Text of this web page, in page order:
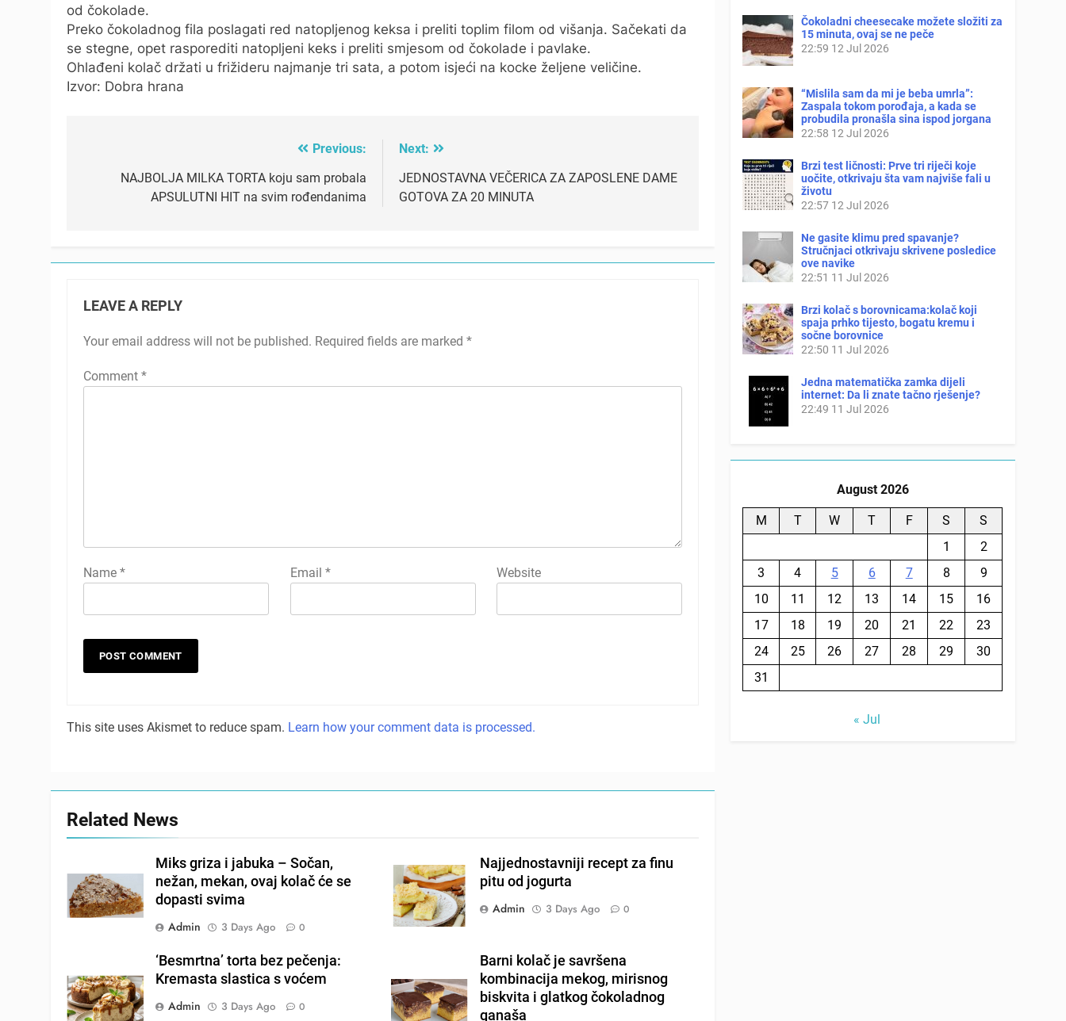
od čokolade.
Preko čokoladnog fila poslagati red natopljenog keksa i preliti toplim filom od višanja. Sačekati da
se stegne, opet rasporediti natopljeni keks i preliti smjesom od čokolade i pavlake.
Ohlađeni kolač držati u frižideru najmanje tri sata, a potom isjeći na kocke željene veličine.
Izvor: Dobra hrana
navigation
Previous:
NAJBOLJA MILKA TORTA koju sam probala
APSULUTNI HIT na svim rođendanima
Next:
JEDNOSTAVNA VEČERICA ZA ZAPOSLENE DAME
GOTOVA ZA 20 MINUTA
LEAVE A REPLY
Your email address will not be published. Required fields are marked *
Comment *
Name * Email * Website
This site uses Akismet to reduce spam. Learn how your comment data is processed.
Related News
Miks griza i jabuka – Sočan,
nežan, mekan, ovaj kolač će se
dopasti svima
Admin
3 Days Ago 0
Najjednostavniji recept za finu
pitu od jogurta
Admin
3 Days Ago 0
‘Besmrtna’ torta bez pečenja:
Kremasta slastica s voćem
Admin
3 Days Ago 0
Barni kolač je savršena
kombinacija mekog, mirisnog
biskvita i glatkog čokoladnog
ganaša
Čokoladni cheesecake možete složiti za
15 minuta, ovaj se ne peče
22:59 12 Jul 2026
“Mislila sam da mi je beba umrla”:
Zaspala tokom porođaja, a kada se
probudila pronašla sina ispod jorgana
22:58 12 Jul 2026
Brzi test ličnosti: Prve tri riječi koje
uočite, otkrivaju šta vam najviše fali u
životu
22:57 12 Jul 2026
Ne gasite klimu pred spavanje?
Stručnjaci otkrivaju skrivene posledice
ove navike
22:51 11 Jul 2026
Brzi kolač s borovnicama:kolač koji
spaja prhko tijesto, bogatu kremu i
sočne borovnice
22:50 11 Jul 2026
Jedna matematička zamka dijeli
internet: Da li znate tačno rješenje?
22:49 11 Jul 2026
August 2026
M T W T F S
S
1
2
3
4 5 6 7 8
9
10
11 12 13 14 15
16
17
18 19 20 21 22
23
24
25 26 27 28 29
30
31
« Jul